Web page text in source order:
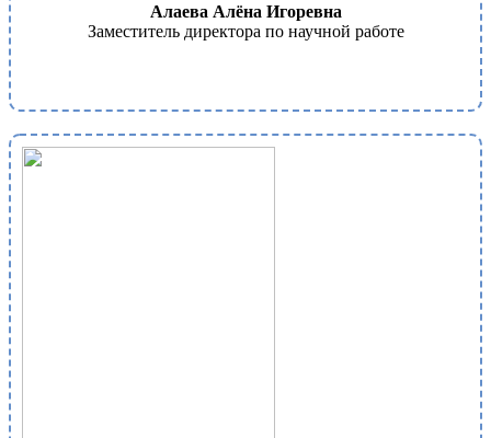
Алаева Алёна Игоревна
Заместитель директора по научной работе